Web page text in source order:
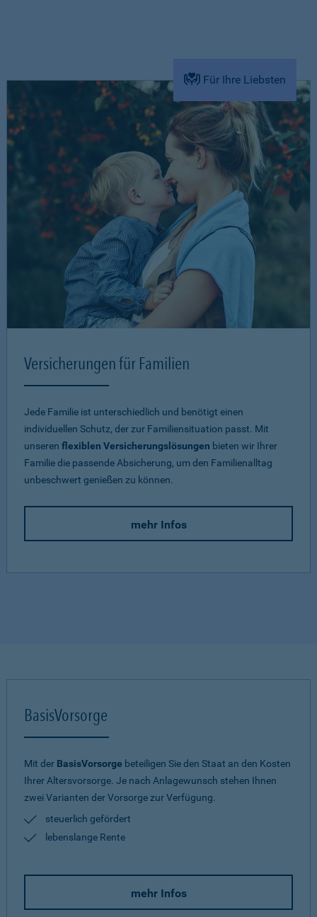
Für Ihre Liebsten
Versicherungen für Familien
Jede Familie ist unterschiedlich und benötigt einen
individuellen Schutz, der zur Familiensituation passt. Mit
unseren flexiblen Versicherungslösungen bieten wir Ihrer
Familie die passende Absicherung, um den Familienalltag
unbeschwert genießen zu können.
mehr Infos
BasisVorsorge
Mit der BasisVorsorge beteiligen Sie den Staat an den Kosten
Ihrer Altersvorsorge. Je nach Anlagewunsch stehen Ihnen
zwei Varianten der Vorsorge zur Verfügung.
steuerlich gefördert
lebenslange Rente
mehr Infos